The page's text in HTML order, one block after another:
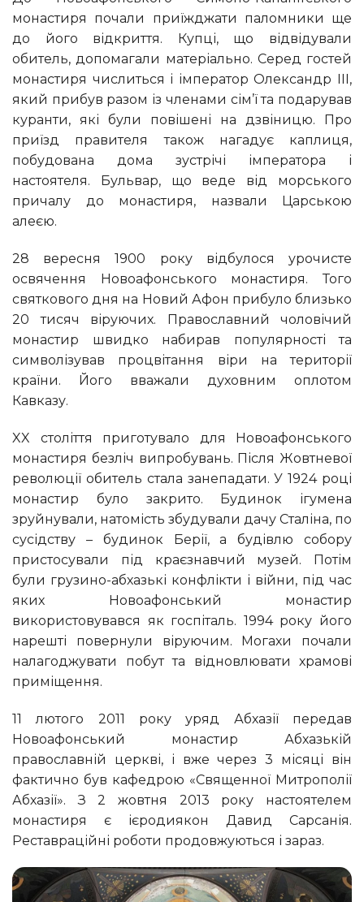
монастиря почали приїжджати паломники ще
до його відкриття. Купці, що відвідували
обитель, допомагали матеріально. Серед гостей
монастиря числиться і імператор Олександр III,
який прибув разом із членами сім’ї та подарував
куранти, які були повішені на дзвіницю. Про
приїзд правителя також нагадує каплиця,
побудована дома зустрічі імператора і
настоятеля. Бульвар, що веде від морського
причалу до монастиря, назвали Царською
алеєю.
28 вересня 1900 року відбулося урочисте
освячення Новоафонського монастиря. Того
святкового дня на Новий Афон прибуло близько
20 тисяч віруючих. Православний чоловічий
монастир швидко набирав популярності та
символізував процвітання віри на території
країни. Його вважали духовним оплотом
Кавказу.
XX століття приготувало для Новоафонського
монастиря безліч випробувань. Після Жовтневої
революції обитель стала занепадати. У 1924 році
монастир було закрито. Будинок ігумена
зруйнували, натомість збудували дачу Сталіна, по
сусідству – будинок Берії, а будівлю собору
пристосували під краєзнавчий музей. Потім
були грузино-абхазькі конфлікти і війни, під час
яких Новоафонський монастир
використовувався як госпіталь. 1994 року його
нарешті повернули віруючим. Могахи почали
налагоджувати побут та відновлювати храмові
приміщення.
11 лютого 2011 року уряд Абхазії передав
Новоафонський монастир Абхазькій
православній церкві, і вже через 3 місяці він
фактично був кафедрою «Священної Митрополії
Абхазії». З 2 жовтня 2013 року настоятелем
монастиря є ієродиякон Давид Сарсанія.
Реставраційні роботи продовжуються і зараз.